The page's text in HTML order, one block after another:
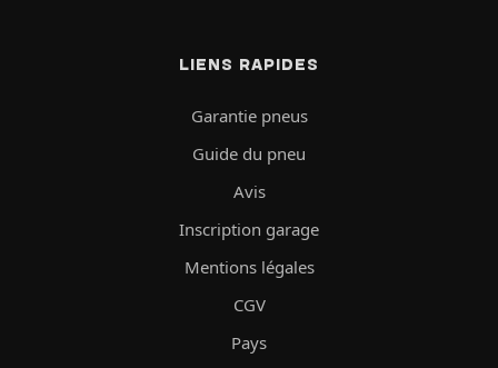
LIENS RAPIDES
Garantie pneus
Guide du pneu
Avis
Inscription garage
Mentions légales
CGV
Pays